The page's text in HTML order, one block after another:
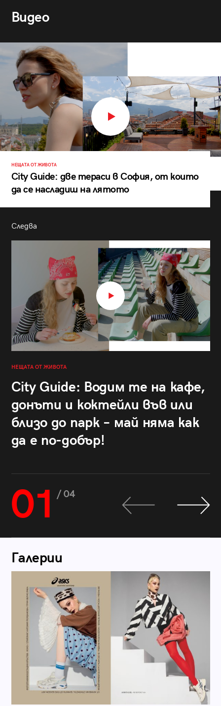
Видео
НЕЩАТА ОТ ЖИВОТА
City Guide: две тераси в София, от които
да се насладиш на лятото
Следва
НЕЩАТА ОТ ЖИВОТА
City Guide: Водим те на кафе,
донъти и коктейли във или
близо до парк – май няма как
да е по-добър!
01 / 04
Галерии